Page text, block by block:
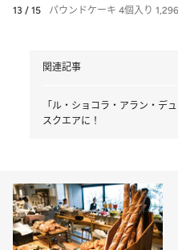
13 / 15 パウンドケーキ 4個入り 1,296
関連記事
「ル・ショコラ・アラン・デ
スクエアに！